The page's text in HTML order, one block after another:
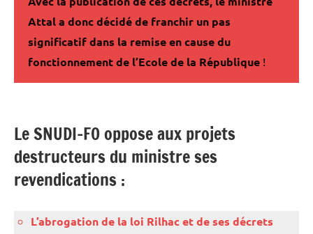
Attal a donc décidé de franchir un pas
significatif dans la remise encause du
fonctionnement de l’Ecole de la République !
Le SNUDI-FO oppose aux projets
destructeurs du ministre ses
revendications :
L’abrogation de la loi Rilhac et de ses décrets